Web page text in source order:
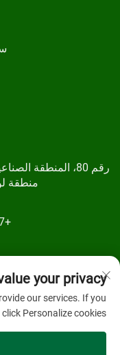
رقم 80، المنطقة
منطقة
+86-13798210457
your privacy
our services. If you
Personalize cookies.